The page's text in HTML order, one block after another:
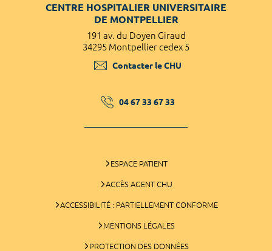
CENTRE HOSPITALIER UNIVERSITAIRE
DE MONTPELLIER
191 av. du Doyen Giraud
34295 Montpellier cedex 5
Contacter le CHU
04 67 33 67 33
ESPACE PATIENT
ACCÈS AGENT CHU
ACCESSIBILITÉ : PARTIELLEMENT CONFORME
MENTIONS LÉGALES
PROTECTION DES DONNÉES